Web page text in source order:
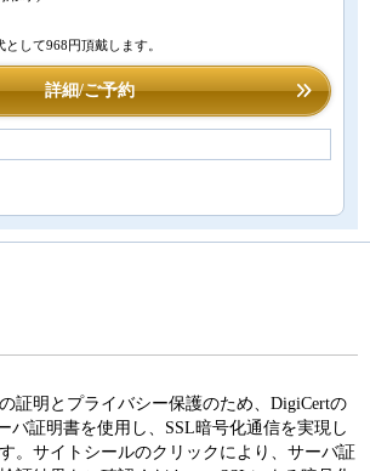
して968円頂戴します。
詳細/ご予約
証明とプライバシー保護のため、DigiCertの
バ証明書を使用し、SSL暗号化通信を実現し
。サイトシールのクリックにより、サーバ証